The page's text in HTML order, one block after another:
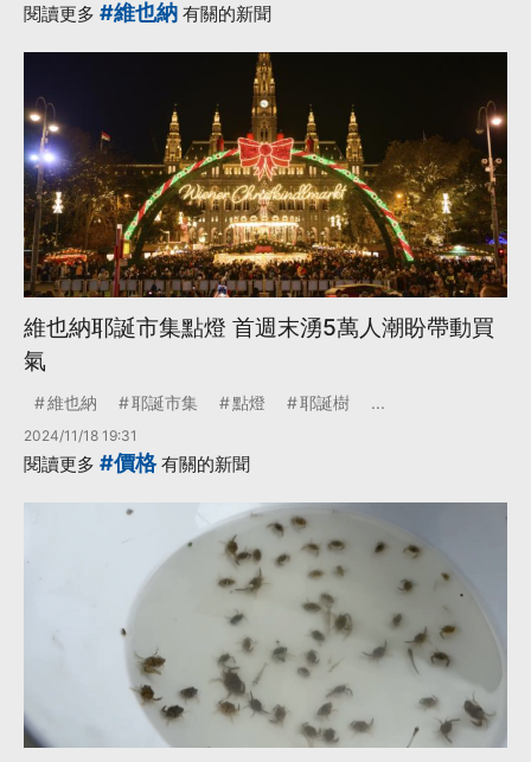
閱讀更多 #維也納 有關的新聞
維也納耶誕市集點燈 首週末湧5萬人潮盼帶動買
氣
維也納 耶誕市集 點燈 耶誕樹 ...
2024/11/18 19:31
閱讀更多 #價格有關的新聞